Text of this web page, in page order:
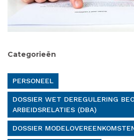
Categorieën
PERSONEEL
DOSSIER WET DEREGULERING
ARBEIDSRELATIES (DBA)
DOSSIER